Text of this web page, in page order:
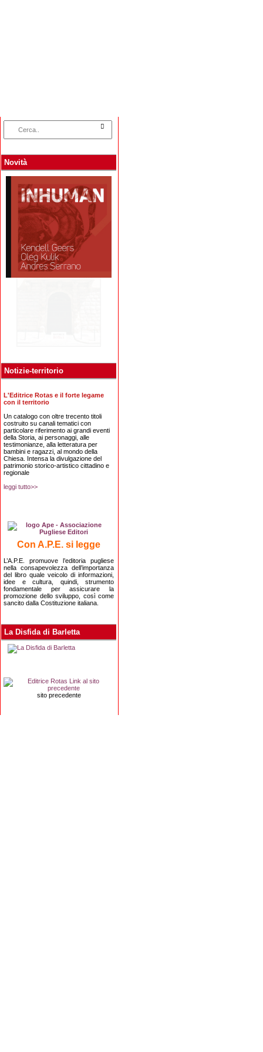
Novità
Notizie-territorio
L'Editrice Rotas e il forte legame
con il territorio
Un catalogo con oltre trecento titoli
costruito su canali tematici con
particolare riferimento ai grandi eventi
della Storia, ai personaggi, alle
testimonianze, alla letteratura per
bambini e ragazzi, al mondo della
Chiesa. Intensa la divulgazione del
patrimonio storico-artistico cittadino e
regionale
leggi tutto>>
Con A.P.E. si legge
L’A.P.E. promuove l’editoria pugliese
nella consapevolezza dell’importanza
del libro quale veicolo di informazioni,
idee e cultura, quindi, strumento
fondamentale per assicurare la
promozione dello sviluppo, così come
sancito dalla Costituzione italiana.
La Disfida di Barletta
sito precedente